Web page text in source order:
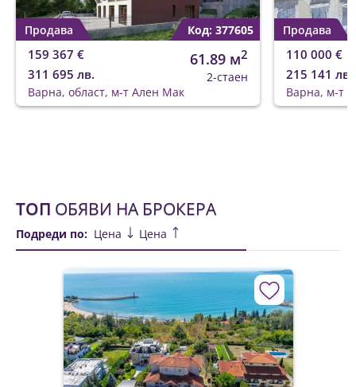
Продава Код: 377605
159 367 €
311 695 лв.
61.89 м2
2-стаен
Варна, област, м-т Ален Мак
Продава
110 000 €
215 141 лв.
Варна, м-т
ТОП ОБЯВИ НА БРОКЕРА
Подреди по: Цена Цена